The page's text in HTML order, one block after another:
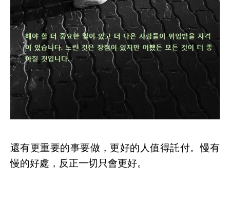
還有更重要的事要做，更好的人值得託付。慢有
慢的好處，反正一切只會更好。